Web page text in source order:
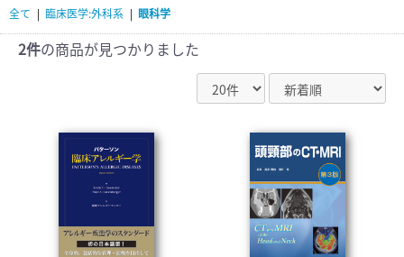
臨床医学:一般(359) 臨床医学:内科系(407)
基礎医学(93)
看護学(21)
医療技術(16)
栄養学(0)
薬学(7)
医学一般(91) マルチメディア(0)
全て | 臨床医学:外科系 | 眼科学
2件の商品が見つかりました